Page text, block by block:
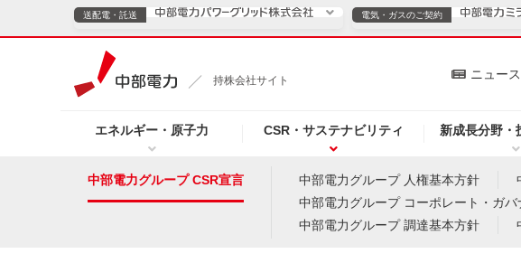
持株会社サイト
エネルギー・原子力 CSR・サステナビリティ 新成長分野・
ニュース
送配電・託送 電気・ガスのご契約
電気・ガスのご契約
中部電力グループ CSR宣言 中部電力グループ 人権基本方針
中部電力グループ コーポレート・ガ
中部電力グループ 調達基本方針